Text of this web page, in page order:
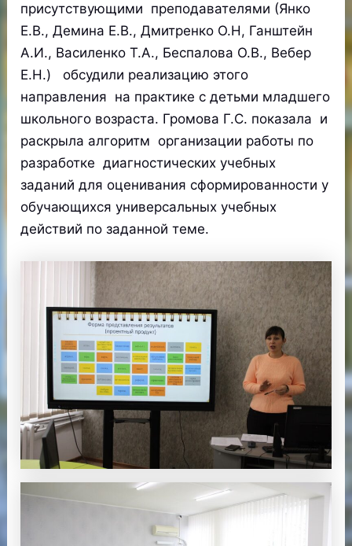
присутствующими преподавателями (Янко
Е.В., Демина Е.В., Дмитренко О.Н, Ганштейн
А.И., Василенко Т.А., Беспалова О.В., Вебер
Е.Н.) обсудили реализацию этого
направления на практике с детьми младшего
школьного возраста. Громова Г.С. показала и
раскрыла алгоритм организации работы по
разработке диагностических учебных
заданий для оценивания сформированности у
обучающихся универсальных учебных
действий по заданной теме.